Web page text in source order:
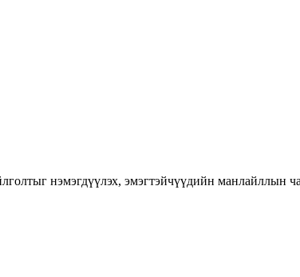
нэмэгдүүлэх, эмэгтэйчүүдийн манлайллын